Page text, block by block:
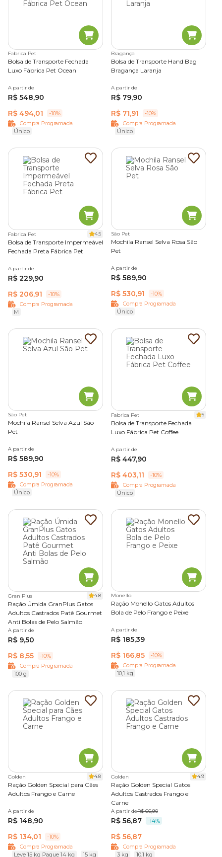
Fabrica Pet
Bolsa de Transporte Fechada
Luxo Fábrica Pet Ocean
A partir de
R$ 548,90
R$ 494,01
-10%
Compra Programada
Único
Bragança
Bolsa de Transporte Hand Bag
Bragança Laranja
A partir de
R$ 79,90
R$ 71,91
-10%
Compra Programada
Único
Fabrica Pet 4.5
Bolsa de Transporte Impermeável
Fechada Preta Fábrica Pet
A partir de
R$ 229,90
R$ 206,91
-10%
Compra Programada
M
São Pet
Mochila Ransel Selva Rosa São
Pet
A partir de
R$ 589,90
R$ 530,91
-10%
Compra Programada
Único
São Pet
Mochila Ransel Selva Azul São
Pet
A partir de
R$ 589,90
R$ 530,91
-10%
Compra Programada
Único
Fabrica Pet 5
Bolsa de Transporte Fechada
Luxo Fábrica Pet Coffee
A partir de
R$ 447,90
R$ 403,11
-10%
Compra Programada
Único
Gran Plus 4.8
Ração Úmida GranPlus Gatos
Adultos Castrados Patê Gourmet
Anti Bolas de Pelo Salmão
A partir de
R$ 9,50
R$ 8,55
-10%
Compra Programada
100 g
Monello
Ração Monello Gatos Adultos
Bola de Pelo Frango e Peixe
A partir de
R$ 185,39
R$ 166,85
-10%
Compra Programada
10,1 kg
Golden 4.8
Ração Golden Special para Cães
Adultos Frango e Carne
A partir de
R$ 148,90
R$ 134,01
-10%
Compra Programada
Leve 15 kg Pague 14 kg
15 kg
Golden 4.9
Ração Golden Special Gatos
Adultos Castrados Frango e
Carne
A partir deR$ 66,90
R$ 56,87 -14%
R$ 56,87
Compra Programada
3 kg
10,1 kg